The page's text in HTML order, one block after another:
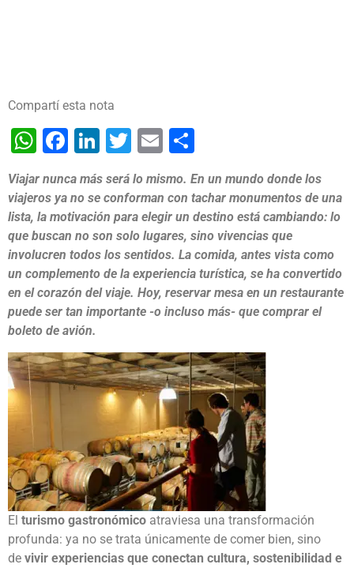
Compartí esta nota
WhatsApp
Facebook
LinkedIn
TwitterEmail
Viajar nunca más será lo mismo. En un mundo donde los
viajeros ya no se conforman con tachar monumentos de una
lista, la motivación para elegir un destino está cambiando: lo
que buscan no son solo lugares, sino vivencias que
involucren todos los sentidos. La comida, antes vista como
un complemento de la experiencia turística, se ha convertido
en el corazón del viaje. Hoy, reservar mesa en un restaurante
puede ser tan importante -o incluso más- que comprar el
boleto de avión.
El turismo gastronómico atraviesa una transformación
profunda: ya no se trata únicamente de comer bien, sino
de vivir experiencias que conectan cultura, sostenibilidad e